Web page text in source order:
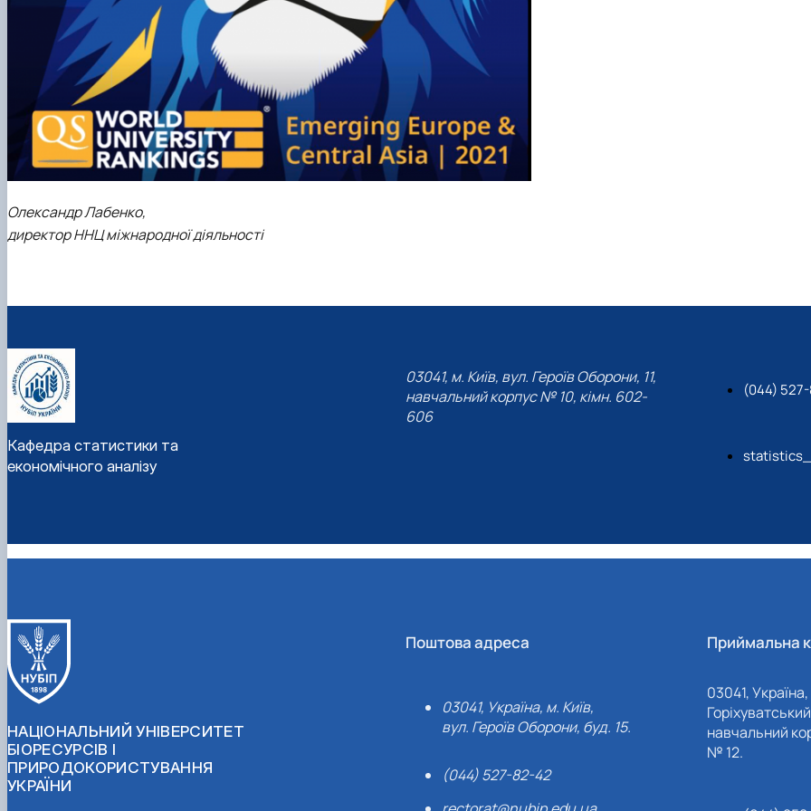
Олександр Лабенко,
директор ННЦ міжнародної діяльності
Кафедра статистики та
економічного аналізу
03041, м. Київ, вул. Героїв Оборони, 11,
навчальний корпус № 10, кімн. 602-
606
(044)
НАЦІОНАЛЬНИЙ УНІВЕРСИТЕТ
БІОРЕСУРСІВ І
ПРИРОДОКОРИСТУВАННЯ
УКРАЇНИ
Поштова адреса
03041, Україна, м. Київ,
вул. Героїв Оборони, буд. 15.
(044) 527-82-42
Приймальна
03041,
навчальний
№ 12.